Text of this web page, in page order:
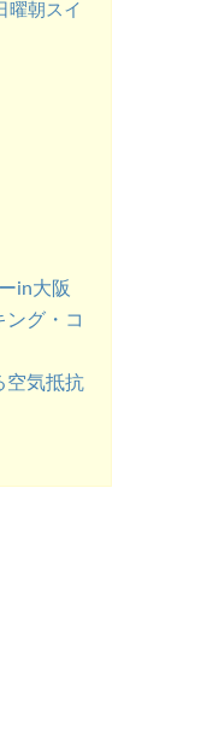
曜朝スイ
in大阪
グ・コ
空気抵抗